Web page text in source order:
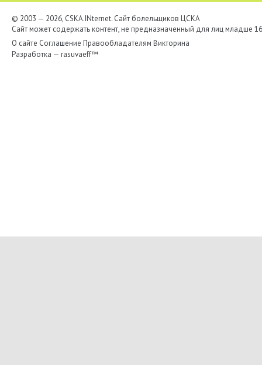
© 2003 — 2026, CSKA.INternet. Cайт болельщиков ЦСКА
Сайт может содержать контент, не предназначенный для лиц младше
О сайте Соглашение Правообладателям Викторина
Разработка — rasuvaeff™